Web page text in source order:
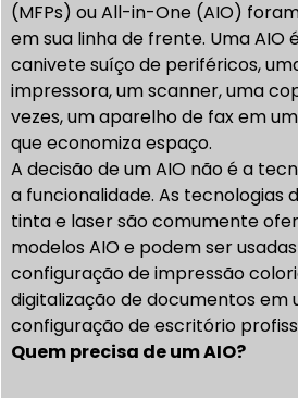
(MFPs) ou All-in-One (AIO)
em sua linha de frente. Uma AIO
canivete suíço de periféricos,
impressora, um scanner, uma
vezes, um aparelho de fax em
que economiza espaço.
A decisão de um AIO não é a
a funcionalidade. As tecnologias
tinta e laser são comumente
modelos AIO e podem ser
configuração de impressão
digitalização de documentos em
configuração de escritório
Quem precisa de um AIO?